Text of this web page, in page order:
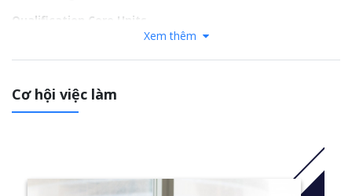
Qualification Core Units
Manage the Marketing Process
Develop a Marketing Plan
Lead and Manage Organisational Change
Xem thêm
Cơ hội việc làm